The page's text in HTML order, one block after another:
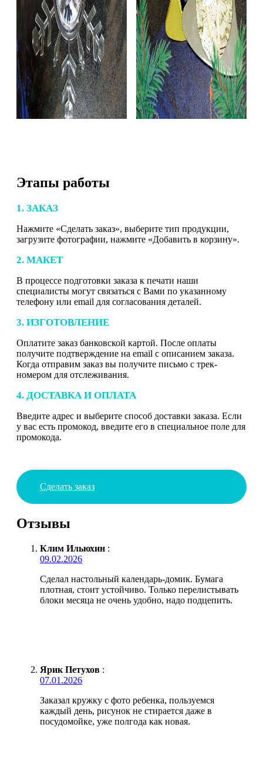
Этапы работы
1. ЗАКАЗ
Нажмите «Сделать заказ», выберите тип продукции,
загрузите фотографии, нажмите «Добавить в корзину».
2. МАКЕТ
В процессе подготовки заказа к печати наши
специалисты могут связаться с Вами по указанному
телефону или email для согласования деталей.
3. ИЗГОТОВЛЕНИЕ
Оплатите заказ банковской картой. После оплаты
получите подтверждение на email с описанием заказа.
Когда отправим заказ вы получите письмо с трек-
номером для отслеживания.
4. ДОСТАВКА И ОПЛАТА
Введите адрес и выберите способ доставки заказа. Если
у вас есть промокод, введите его в специальное поле для
промокода.
Сделать заказ
Отзывы
Клим Ильюхин :
09.02.2026
Сделал настольный календарь-домик. Бумага
плотная, стоит устойчиво. Только перелистывать
блоки месяца не очень удобно, надо подцепить.
Ярик Петухов :
07.01.2026
Заказал кружку с фото ребенка, пользуемся
каждый день, рисунок не стирается даже в
посудомойке, уже полгода как новая.